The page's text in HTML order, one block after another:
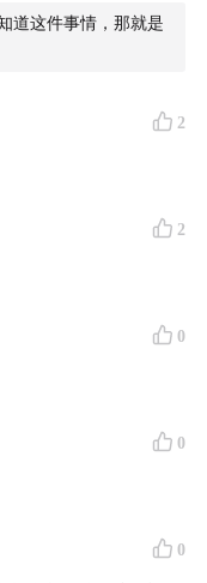
道这件事情，那就是
2
2
0
0
0